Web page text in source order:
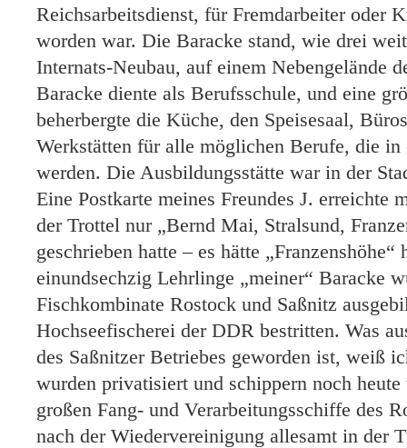
Reichsarbeitsdienst, für Fremdarbeiter oder
worden war. Die Baracke stand, wie drei
Internats-Neubau, auf einem Nebengelände
Baracke diente als Berufsschule, und eine
beherbergte die Küche, den Speisesaal,
Werkstätten für alle möglichen Berufe, die in
werden. Die Ausbildungsstätte war in der
Eine Postkarte meines Freundes J. erreichte
der Trottel nur „Bernd Mai, Stralsund,
geschrieben hatte – es hätte „Franzenshöhe“
einundsechzig Lehrlinge „meiner“ Baracke
Fischkombinate Rostock und Saßnitz
Hochseefischerei der DDR bestritten. Was
des Saßnitzer Betriebes geworden ist, weiß
wurden privatisiert und schippern noch
großen Fang- und Verarbeitungsschiffe des
nach der Wiedervereinigung allesamt in der